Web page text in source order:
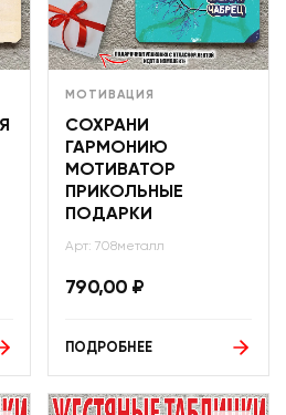
МОТИВАЦИЯ
СОХРАНИ
ГАРМОНИЮ
МОТИВАТОР
ПРИКОЛЬНЫЕ
ПОДАРКИ
Арт: 708металл
790,00 ₽
ПОДРОБНЕЕ